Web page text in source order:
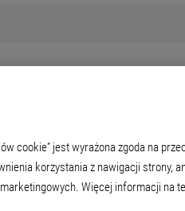
1901
elewacyjna, bez
podłożach
cookie” jest wyrażona zgoda na
korzystania z nawigacji strony,
Więcej informacji na